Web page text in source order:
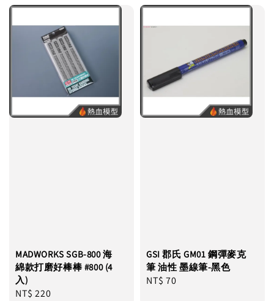
MADWORKS SGB-800 海
綿款打磨好棒棒 #800 (4
入)
Regular
NT$ 220
GSI 郡氏 GM01 鋼彈麥克
筆 油性 墨線筆-黑色
Regular
NT$ 70